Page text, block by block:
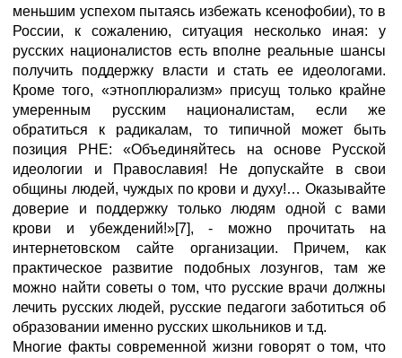
меньшим успехом пытаясь избежать ксенофобии), то в
России, к сожалению, ситуация несколько иная: у
русских националистов есть вполне реальные шансы
получить поддержку власти и стать ее идеологами.
Кроме того, «этноплюрализм» присущ только крайне
умеренным русским националистам, если же
обратиться к радикалам, то типичной может быть
позиция РНЕ: «Объединяйтесь на основе Русской
идеологии и Православия! Не допускайте в свои
общины людей, чуждых по крови и духу!… Оказывайте
доверие и поддержку только людям одной с вами
крови и убеждений!»[7], - можно прочитать на
интернетовском сайте организации. Причем, как
практическое развитие подобных лозунгов, там же
можно найти советы о том, что русские врачи должны
лечить русских людей, русские педагоги заботиться об
образовании именно русских школьников и т.д.
Многие факты современной жизни говорят о том, что